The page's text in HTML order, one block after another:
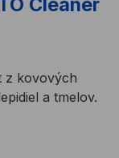
z kovových
a tmelov.